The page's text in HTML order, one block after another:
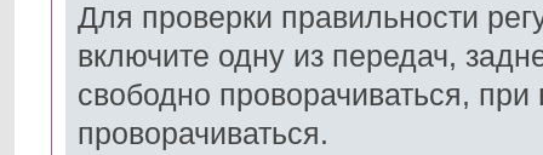
Для проверки правильности
включите одну из передач,
свободно проворачиваться,
проворачиваться.